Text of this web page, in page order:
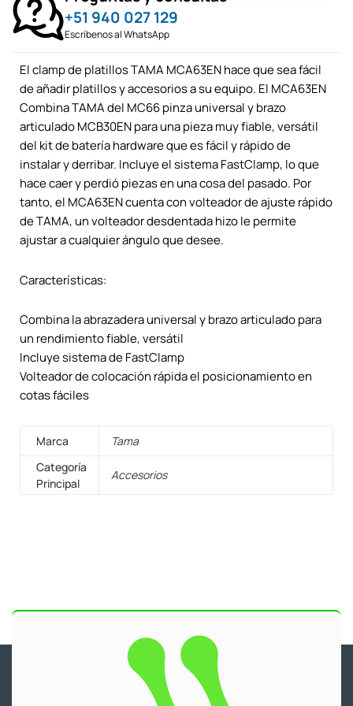
+51 940 027 129
Escríbenos al WhatsApp
El clamp de platillos TAMA MCA63EN hace que sea fácil
de añadir platillos y accesorios a su equipo. El MCA63EN
Combina TAMA del MC66 pinza universal y brazo
articulado MCB30EN para una pieza muy fiable, versátil
del kit de batería hardware que es fácil y rápido de
instalar y derribar. Incluye el sistema FastClamp, lo que
hace caer y perdió piezas en una cosa del pasado. Por
tanto, el MCA63EN cuenta con volteador de ajuste rápido
de TAMA, un volteador desdentada hizo le permite
ajustar a cualquier ángulo que desee.
Características:
Combina la abrazadera universal y brazo articulado para
un rendimiento fiable, versátil
Incluye sistema de FastClamp
Volteador de colocación rápida el posicionamiento en
cotas fáciles
Marca
Tama
Categoría
Principal
Accesorios